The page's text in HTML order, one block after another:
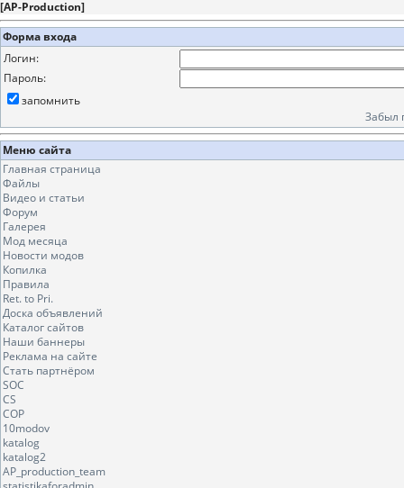
[AP-Production]
Форма входа
Логин:
Пароль:
запомнить
Забыл
Меню сайта
Главная страница
Файлы
Видео и статьи
Форум
Галерея
Мод месяца
Новости модов
Копилка
Правила
Ret. to Pri.
Доска объявлений
Каталог сайтов
Наши баннеры
Реклама на сайте
Стать партнёром
SOC
CS
COP
10modov
katalog
katalog2
AP_production_team